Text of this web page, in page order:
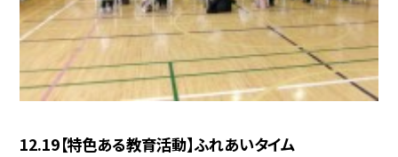
12.19【特色ある教育活動】ふれあいタイム